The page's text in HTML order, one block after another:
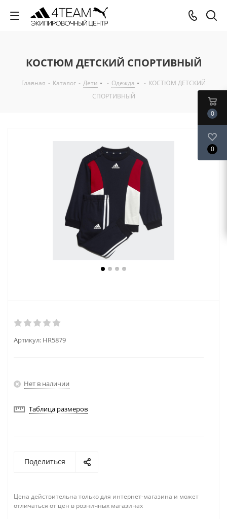
КОСТЮМ ДЕТСКИЙ СПОРТИВНЫЙ
Главная - Каталог - Дети - Одежда - КОСТЮМ ДЕТСКИЙ
СПОРТИВНЫЙ
Артикул: HR5879
Нет в наличии
Таблица размеров
Поделиться
Цена действительна только для интернет-магазина и может
отличаться от цен в розничных магазинах
0
0